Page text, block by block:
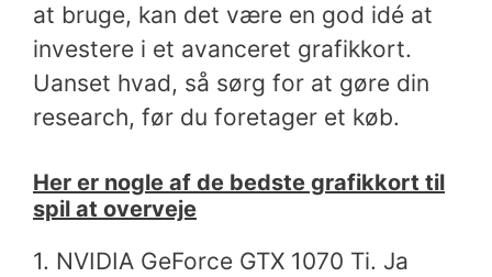
at bruge, kan det være en god idé at
investere i et avanceret grafikkort.
Uanset hvad, så sørg for at gøre din
research, før du foretager et køb.
Her er nogle af de bedste grafikkort til
spil at overveje
1. NVIDIA GeForce GTX 1070 Ti. Ja